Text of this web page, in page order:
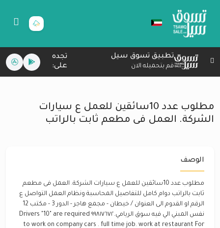
تطبيق تسوق سيل
قم بتحميله الان
تجده
على:
مطلوب عدد 10سائقين للعمل ع سيارات
الشركة. العمل فى مطعم ثابت بالراتب
الوصف
مطلوب عدد 10سائقين للعمل ع سيارات الشركة. العمل فى مطعم
ثابت بالراتب دوام كامل للتفاصيل المحاسبة ونظام العمل التواصل ع
الرقم او القدوم الى العنوان / خيطان - مجمع هاجر - الدور 3 - مكتب 12
نفس المبني الي فيه سوق الريامي.٩٩٨١٧٦٧٢ Drivers "10" are required
to work on company cars . full time job. work at restaurant For